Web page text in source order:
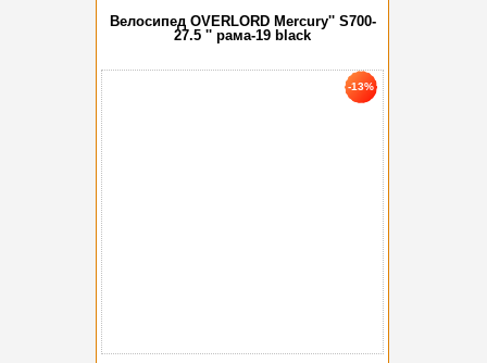
Велосипед OVERLORD Mercury'' S700-
27.5 '' рама-19 black
-13%